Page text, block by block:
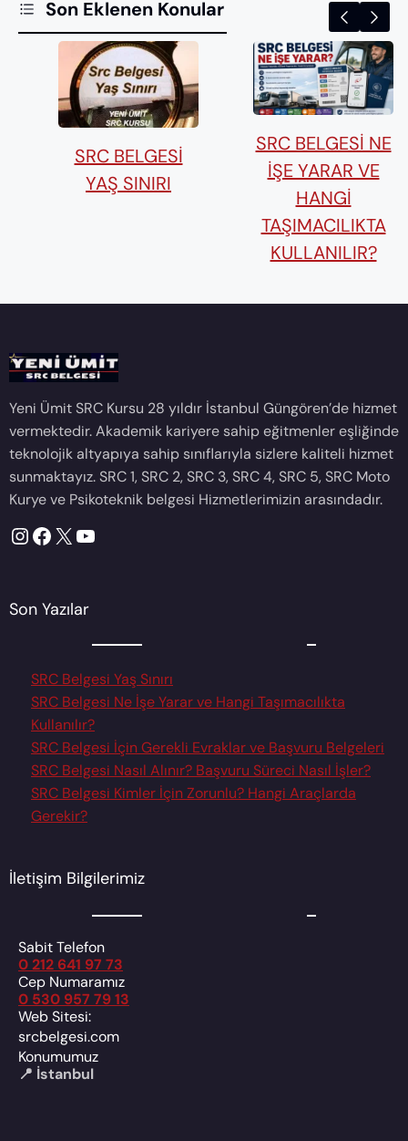
Son Eklenen Konular
SRC BELGESI
YAŞ SINIRI
SRC BELGESI NE
İŞE YARAR VE
HANGI
TAŞIMACILIKTA
KULLANILIR?
Yeni Ümit SRC Kursu 28 yıldır İstanbul Güngören’de hizmet
vermektedir. Akademik kariyere sahip eğitmenler eşliğinde
teknolojik altyapıya sahip sınıflarıyla sizlere kaliteli hizmet
sunmaktayız. SRC 1, SRC 2, SRC 3, SRC 4, SRC 5, SRC Moto
Kurye ve Psikoteknik belgesi Hizmetlerimizin arasındadır.
InstagramFacebook X YouTube
Son Yazılar
SRC Belgesi Yaş Sınırı
SRC Belgesi Ne İşe Yarar ve Hangi Taşımacılıkta
Kullanılır?
SRC Belgesi İçin Gerekli Evraklar ve Başvuru Belgeleri
SRC Belgesi Nasıl Alınır? Başvuru Süreci Nasıl İşler?
SRC Belgesi Kimler İçin Zorunlu? Hangi Araçlarda
Gerekir?
İletişim Bilgilerimiz
Sabit Telefon
0 212 641 97 73
Cep Numaramız
0 530 957 79 13
Web Sitesi:
srcbelgesi.com
Konumumuz
📍 İstanbul